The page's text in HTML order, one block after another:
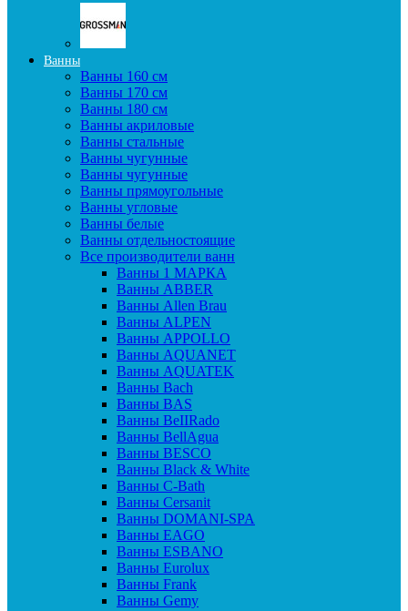
Ванны
Ванны 160 см
Ванны 170 см
Ванны 180 см
Ванны акриловые
Ванны стальные
Ванны чугунные
Ванны чугунные
Ванны прямоугольные
Ванны угловые
Ванны белые
Ванны отдельностоящие
Все производители ванн
Ванны 1 МАРКА
Ванны ABBER
Ванны Allen Brau
Ванны ALPEN
Ванны APPOLLO
Ванны AQUANET
Ванны AQUATEK
Ванны Bach
Ванны BAS
Ванны BeIIRado
Ванны BellAgua
Ванны BESCO
Ванны Black & White
Ванны C-Bath
Ванны Cersanit
Ванны DOMANI-SPA
Ванны EAGO
Ванны ESBANO
Ванны Eurolux
Ванны Frank
Ванны Gemy